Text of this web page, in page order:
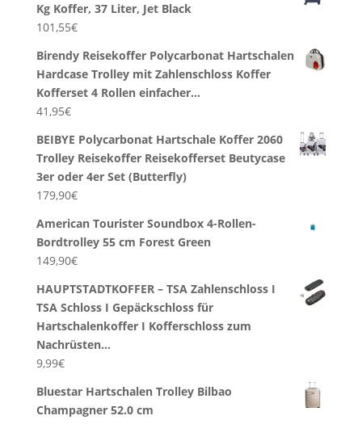
Kg Koffer, 37 Liter, Jet Black
101,55€
Birendy Reisekoffer Polycarbonat Hartschalen
Hardcase Trolley mit Zahlenschloss Koffer
Kofferset 4 Rollen einfacher…
41,95€
BEIBYE Polycarbonat Hartschale Koffer 2060
Trolley Reisekoffer Reisekofferset Beutycase
3er oder 4er Set (Butterfly)
179,90€
American Tourister Soundbox 4-Rollen-
Bordtrolley 55 cm Forest Green
149,90€
HAUPTSTADTKOFFER – TSA Zahlenschloss I
TSA Schloss I Gepäckschloss für
Hartschalenkoffer I Kofferschloss zum
Nachrüsten…
9,99€
Bluestar Hartschalen Trolley Bilbao
Champagner 52.0 cm